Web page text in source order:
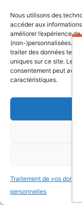
Nous utilisons des
accéder aux
améliorer l’expérience
(non-)personnalisées.
traiter des données
uniques sur ce site. Le
consentement peut
caractéristiques.
Traitement de vos
personnelles
encore
Lire l’article
22 juillet 2026